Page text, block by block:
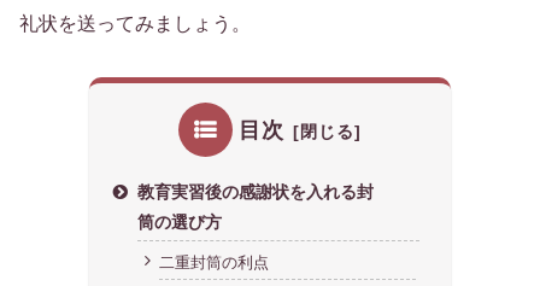
礼状を送ってみましょう。
目次
教育実習後の感謝状を入れる封
筒の選び方
二重封筒の利点